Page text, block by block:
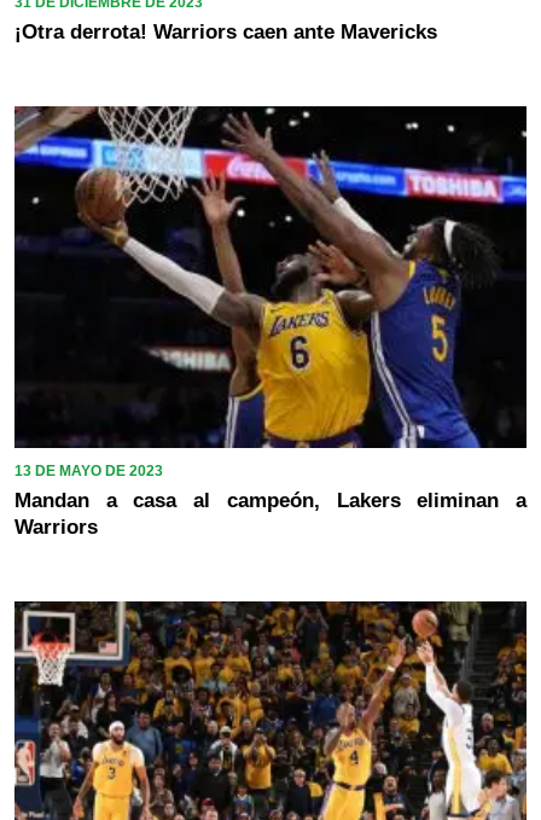
¡Otra derrota! Warriors caen ante Mavericks
13 DE MAYO DE 2023
Mandan a casa al campeón, Lakers eliminan a
Warriors